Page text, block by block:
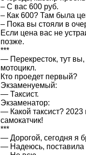
– С вас 600 руб.
– Как 600? Там была
– Пока вы стояли в
Если цена вас не
позже.
***
— Перекресток, тут вы,
мотоцикл.
Кто проедет первый?
Экзаменуемый:
— Таксист.
Экзаменатор:
— Какой таксист?
самокатчик!
***
— Дорогой, сегодня я
— Надеюсь, поставила